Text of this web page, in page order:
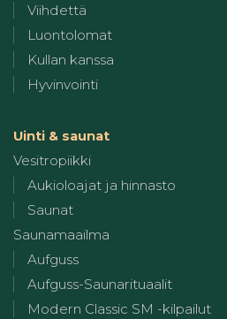
Viihdettä
Luontolomat
Kullan kanssa
Hyvinvointi
Uinti & saunat
Vesitropiikki
Aukioloajat ja hinnasto
Saunat
Saunamaailma
Aufguss
Aufguss-Saunarituaalit
Modern Classic SM -kilpailut